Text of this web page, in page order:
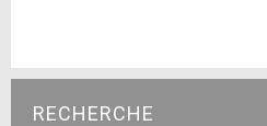
RECHERCHE